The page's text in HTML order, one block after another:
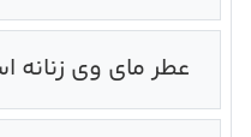
عطر مای وی زنانه